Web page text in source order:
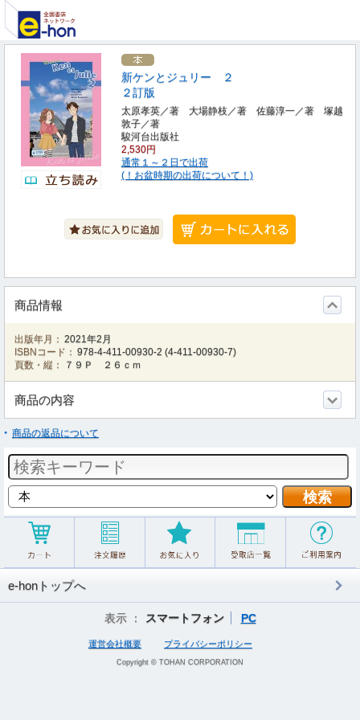
新ケンとジュリー ２
２訂版
太原孝英／著 大場静枝／著 佐藤淳一／著 塚越
敦子／著
駿河台出版社
2,530円
通常１～２日で出荷
(！お盆時期の出荷について！)
商品情報
出版年月： 2021年2月
ISBNコード： 978-4-411-00930-2 (4-411-00930-7)
頁数・縦：
７９Ｐ ２６ｃｍ
商品の内容
商品の返品について
e-honトップへ
表示 ： スマートフォン PC
運営会社概要 プライバシーポリシー
Copyright © TOHAN CORPORATION